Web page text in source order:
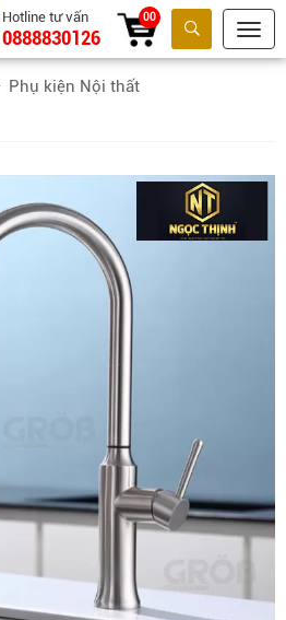
Tìm kiếm
Hotline tư vấn
0888830126
00
Phụ kiện Nội thất